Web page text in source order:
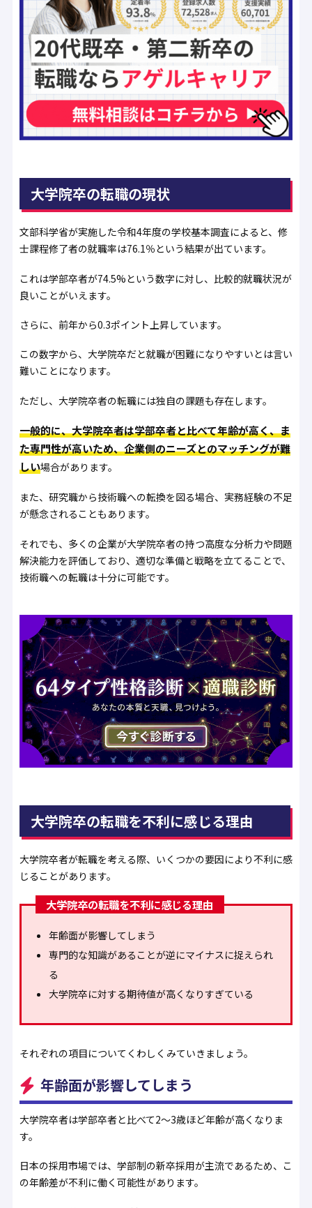
大学院卒の転職の現状
文部科学省が実施した令和4年度の学校基本調査によると、修
士課程修了者の就職率は76.1％という結果が出ています。
これは学部卒者が74.5%という数字に対し、比較的就職状況が
良いことがいえます。
さらに、前年から0.3ポイント上昇しています。
この数字から、大学院卒だと就職が困難になりやすいとは言い
難いことになります。
ただし、大学院卒者の転職には独自の課題も存在します。
一般的に、大学院卒者は学部卒者と比べて年齢が高く、ま
た専門性が高いため、企業側のニーズとのマッチングが難
しい場合があります。
また、研究職から技術職への転換を図る場合、実務経験の不足
が懸念されることもあります。
それでも、多くの企業が大学院卒者の持つ高度な分析力や問題
解決能力を評価しており、適切な準備と戦略を立てることで、
技術職への転職は十分に可能です。
大学院卒の転職を不利に感じる理由
大学院卒者が転職を考える際、いくつかの要因により不利に感
じることがあります。
大学院卒の転職を不利に感じる理由
年齢面が影響してしまう
専門的な知識があることが逆にマイナスに捉えられ
る
大学院卒に対する期待値が高くなりすぎている
それぞれの項目についてくわしくみていきましょう。
年齢面が影響してしまう
大学院卒者は学部卒者と比べて2〜3歳ほど年齢が高くなりま
す。
日本の採用市場では、学部制の新卒採用が主流であるため、こ
の年齢差が不利に働く可能性があります。